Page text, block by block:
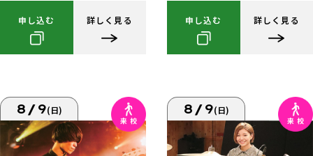
申し込む 詳しく見る 申し込む 詳しく見る
8/9(日) 8/9(日)